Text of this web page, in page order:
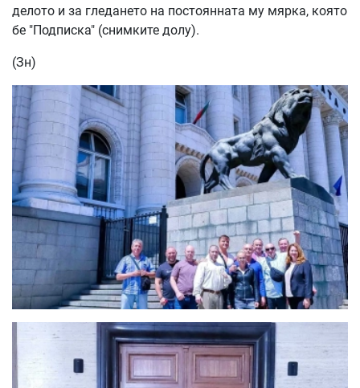
делото и за гледането на постоянната му мярка, която
бе "Подписка" (снимките долу).
(Зн)